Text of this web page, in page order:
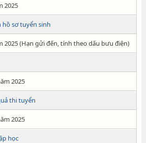
2025
sơ tuyển sinh
2025 (Hạn gửi đến, tính theo dấu bưu điện)
2025
thi tuyển
2025
học